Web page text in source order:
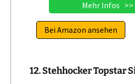
Mehr Infos >>
Bei Amazon ansehen
12. Stehhocker Topstar